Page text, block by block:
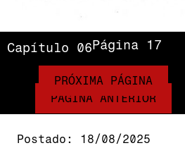
Capítulo 06Página 17
PÁGINA ANTERIOR
PRÓXIMA PÁGINA
Postado:
18/08/2025